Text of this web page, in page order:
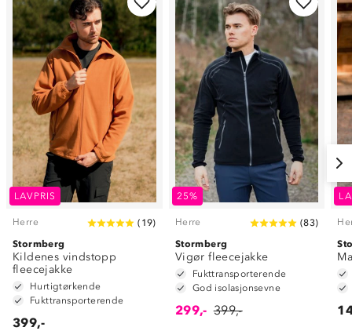
LAVPRIS
Herre ( 19)
Stormberg
Kildenes vindstopp
fleecejakke
Hurtigtørkende
Fukttransporterende
399,-
25%
Herre (83)
Stormberg
Vigør fleecejakke
Fukttransporterende
God isolasjonsevne
299,- 399,-